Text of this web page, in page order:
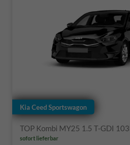
Kia Ceed Sportswagon
TOP Kombi MY25 1.5 T-GDI
sofort lieferbar